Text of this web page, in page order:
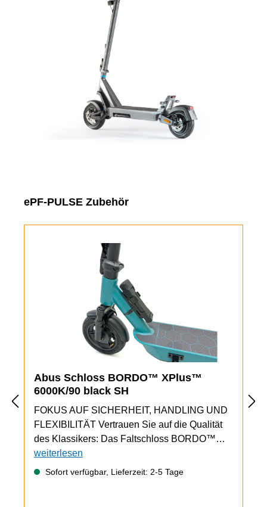
Produktgalerie überspringen
ePF-PULSE Zubehör
Abus Schloss BORDO™ XPlus™
6000K/90 black SH
FOKUS AUF SICHERHEIT, HANDLING UND
FLEXIBILITÄT Vertrauen Sie auf die Qualität
des Klassikers: Das Faltschloss BORDO™
6000K bietet guten Diebstahlschutz und
praktisches Handling. Die beiliegende
weiterlesen
Sofort verfügbar, Lieferzeit: 2-5 Tage